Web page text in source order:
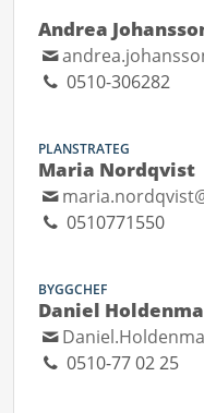
Andrea
0510-306282
PLANSTRATEG
Maria Nordqvist
0510771550
BYGGCHEF
Daniel
0510-77 02 25